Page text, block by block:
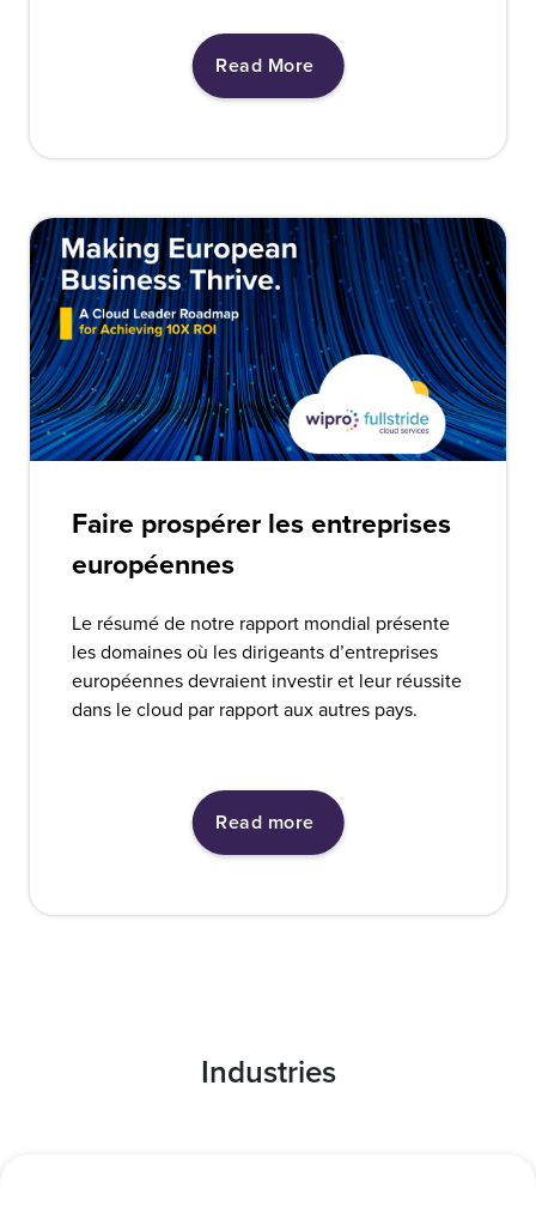
Read More
Faire prospérer les entreprises
européennes
Le résumé de notre rapport mondial présente
les domaines où les dirigeants d’entreprises
européennes devraient investir et leur réussite
dans le cloud par rapport aux autres pays.
Read more
Industries